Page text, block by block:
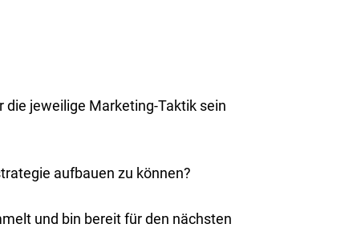
jeweilige Marketing-Taktik sein
aufbauen zu können?
und bin bereit für den nächsten